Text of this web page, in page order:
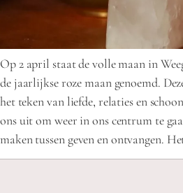
Op 2 april staat de volle maan in
de jaarlijkse roze maan genoemd.
het teken van liefde, relaties en
ons uit om weer in ons centrum te
maken tussen geven en ontvangen.